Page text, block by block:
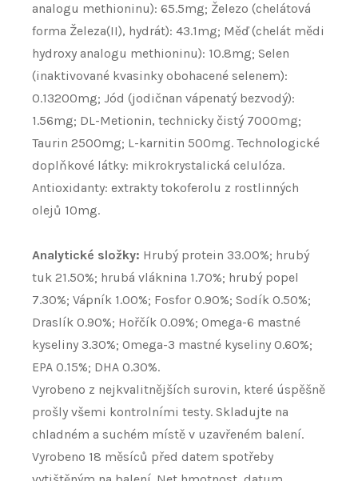
analogu methioninu): 65.5mg; Železo (chelátová
forma Železa(II), hydrát): 43.1mg; Měď (chelát mědi
hydroxy analogu methioninu): 10.8mg; Selen
(inaktivované kvasinky obohacené selenem):
0.13200mg; Jód (jodičnan vápenatý bezvodý):
1.56mg; DL-Metionin, technicky čistý 7000mg;
Taurin 2500mg; L-karnitin 500mg. Technologické
doplňkové látky: mikrokrystalická celulóza.
Antioxidanty: extrakty tokoferolu z rostlinných
olejů 10mg.
Analytické složky: Hrubý protein 33.00%; hrubý
tuk 21.50%; hrubá vláknina 1.70%; hrubý popel
7.30%; Vápník 1.00%; Fosfor 0.90%; Sodík 0.50%;
Draslík 0.90%; Hořčík 0.09%; Omega-6 mastné
kyseliny 3.30%; Omega-3 mastné kyseliny 0.60%;
EPA 0.15%; DHA 0.30%.
Vyrobeno z nejkvalitnějších surovin, které úspěšně
prošly všemi kontrolními testy. Skladujte na
chladném a suchém místě v uzavřeném balení.
Vyrobeno 18 měsíců před datem spotřeby